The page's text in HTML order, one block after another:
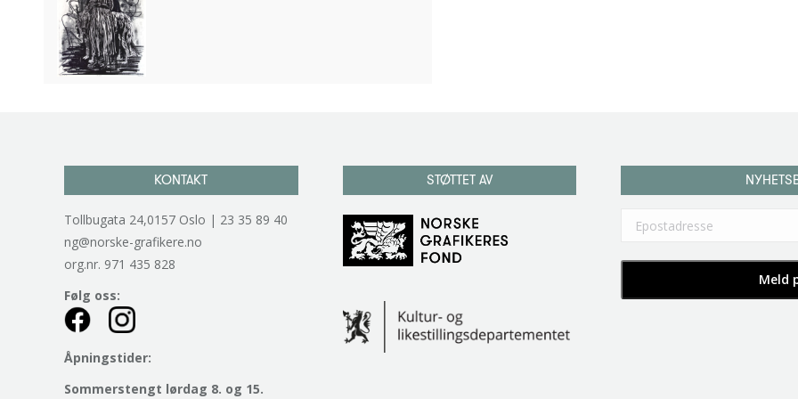
KONTAKT
Tollbugata 24,0157 Oslo | 23 35 89 40
ng@norske-grafikere.no
org.nr. 971 435 828
Følg oss:
Åpningstider:
Sommerstengt lørdag 8. og 15.
STØTTET AV